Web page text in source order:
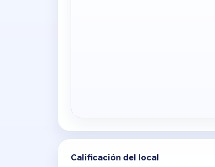
Calificación del local